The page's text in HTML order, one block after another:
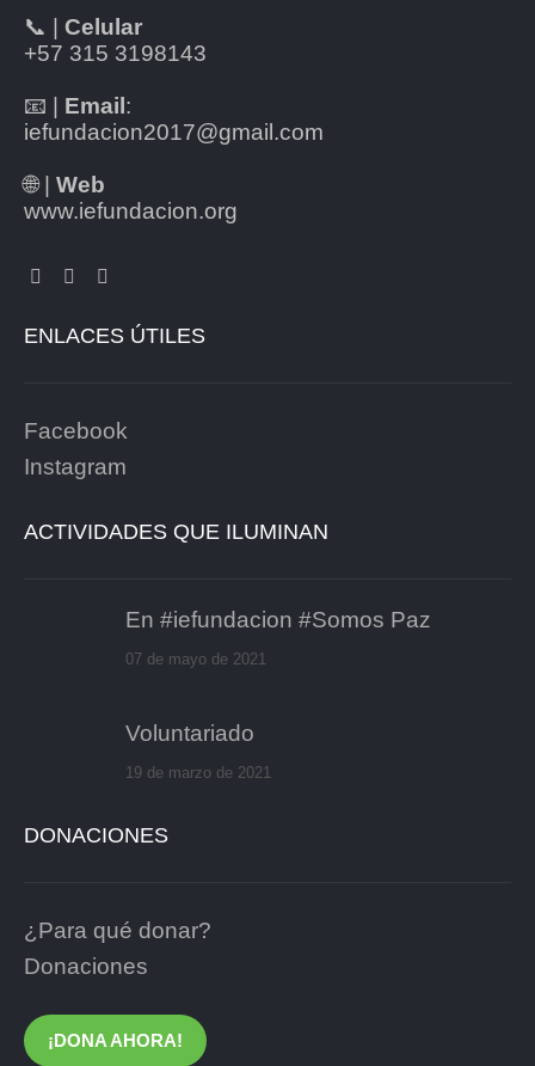
📞 | Celular
+57 315 3198143
📧 | Email :
iefundacion2017@gmail.com
🌐 | Web
www.iefundacion.org
ENLACES ÚTILES
Facebook
Instagram
ACTIVIDADES QUE ILUMINAN
En #iefundacion #Somos Paz
07 de mayo de 2021
Voluntariado
19 de marzo de 2021
DONACIONES
¿Para qué donar?
Donaciones
¡DONA AHORA!